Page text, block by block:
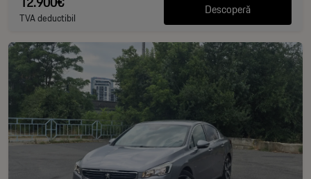
TVA deductibil Descoperă